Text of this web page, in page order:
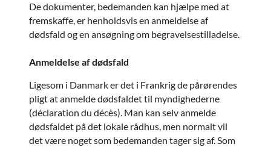
De dokumenter, bedemanden kan hjælpe med at
fremskaffe, er henholdsvis en anmeldelse af
dødsfald og en ansøgning om begravelsestilladelse.
Anmeldelse af dødsfald
Ligesom i Danmark er det i Frankrig de pårørendes
pligt at anmelde dødsfaldet til myndighederne
(déclaration du décès). Man kan selv anmelde
dødsfaldet på det lokale rådhus, men normalt vil
det være noget som bedemanden tager sig af. Som